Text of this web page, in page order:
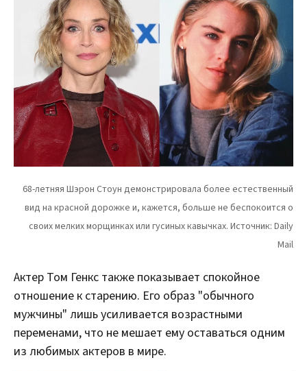
Актер Том Генкс также показывает спокойное
отношение к старению. Его образ "обычного
мужчины" лишь усиливается возрастными
переменами, что не мешает ему оставаться одним
из любимых актеров в мире.